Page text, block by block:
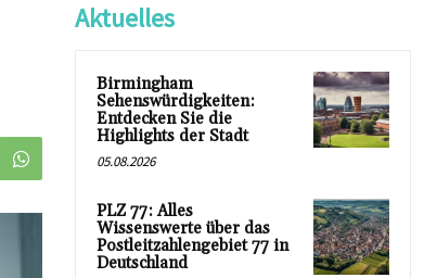
Aktuelles
Birmingham
Sehenswürdigkeiten:
Entdecken Sie die
Highlights der Stadt
05.08.2026
PLZ 77: Alles
Wissenswerte über das
Postleitzahlengebiet 77 in
Deutschland